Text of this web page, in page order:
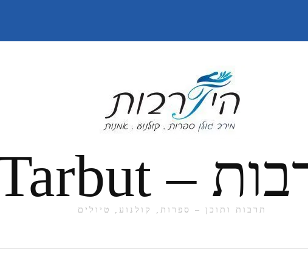
תרבות ותוכן – ספרות, קולנוע, טיולים